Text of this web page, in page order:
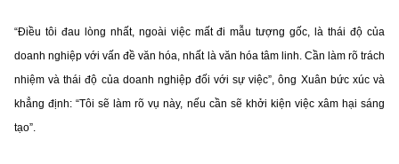
“Điều tôi đau lòng nhất, ngoài việc mất đi mẫu tượng gốc, là thái độ của
doanh nghiệp với vấn đề văn hóa, nhất là văn hóa tâm linh. Cần làm rõ trách
nhiệm và thái độ của doanh nghiệp đối với sự việc”, ông Xuân bức xúc và
khẳng định: “Tôi sẽ làm rõ vụ này, nếu cần sẽ khởi kiện việc xâm hại sáng
tạo”.